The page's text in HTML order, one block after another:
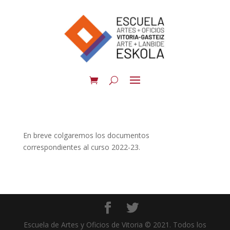
En breve colgaremos los documentos
correspondientes al curso 2022-23.
Escuela de Artes y Oficios de Vitoria © 2021. Todos los